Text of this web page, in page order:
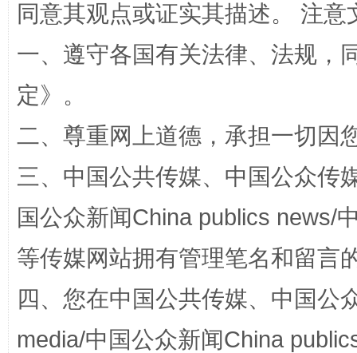
同意其观点或证实其描述。 注
一、遵守各国有关法律、法规，
定》。
二、尊重网上道德，承担一切因
三、中国公共传媒、中国公众传
国公众新闻China publics news/
等传媒网站拥有管理笔名和留言
四、您在中国公共传媒、中国公
media/中国公众新闻China